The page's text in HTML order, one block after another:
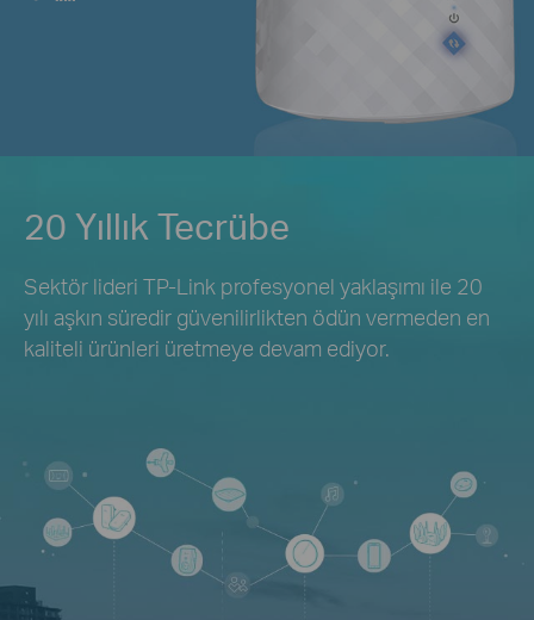
20 Yıllık Tecrübe
Sektör lideri TP-Link profesyonel yaklaşımı ile 20
yılı aşkın süredir güvenilirlikten ödün vermeden en
kaliteli ürünleri üretmeye devam ediyor.